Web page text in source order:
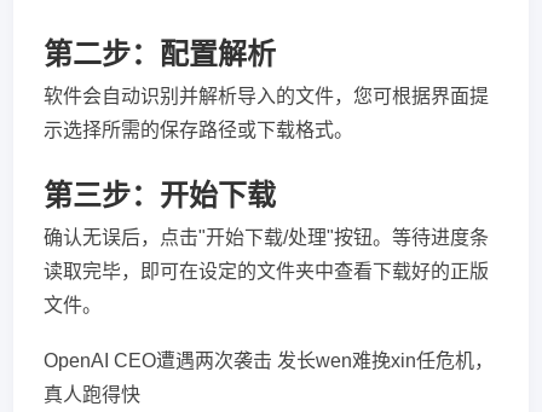
第二步：配置解析
软件会自动识别并解析导入的文件，您可根据界面提
示选择所需的保存路径或下载格式。
第三步：开始下载
确认无误后，点击"开始下载/处理"按钮。等待进度条
读取完毕，即可在设定的文件夹中查看下载好的正版
文件。
OpenAI CEO遭遇两次袭击 发长wen难挽xin任危机，
真人跑得快